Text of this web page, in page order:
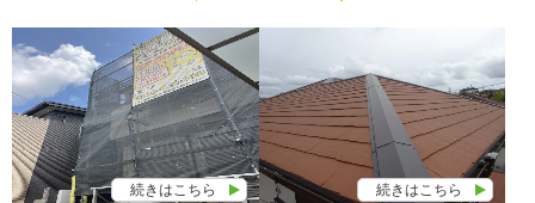
続きはこちら 続きはこちら